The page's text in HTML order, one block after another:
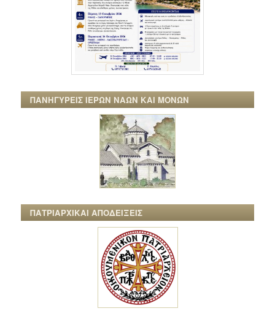
ΠΑΝΗΓΥΡΕΙΣ ΙΕΡΩΝ ΝΑΩΝ ΚΑΙ ΜΟΝΩΝ
ΠΑΤΡΙΑΡΧΙΚΑΙ ΑΠΟΔΕΙΞΕΙΣ